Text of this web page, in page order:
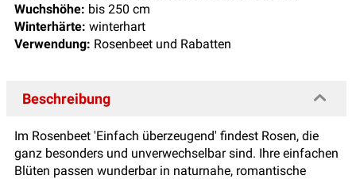
Wuchshöhe: bis 250 cm
Winterhärte: winterhart
Verwendung: Rosenbeet und Rabatten
Beschreibung
Im Rosenbeet 'Einfach überzeugend' findest Rosen, die
ganz besonders und unverwechselbar sind. Ihre einfachen
Blüten passen wunderbar in naturnahe, romantische